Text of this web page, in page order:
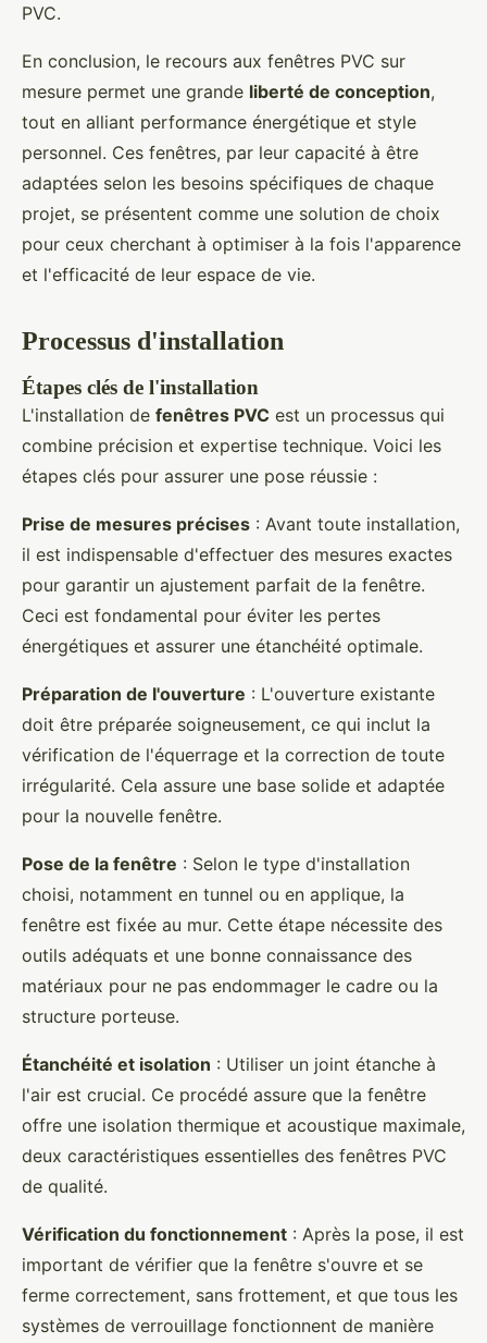
PVC.
En conclusion, le recours aux fenêtres PVC sur
mesure permet une grande liberté de conception,
tout en alliant performance énergétique et style
personnel. Ces fenêtres, par leur capacité à être
adaptées selon les besoins spécifiques de chaque
projet, se présentent comme une solution de choix
pour ceux cherchant à optimiser à la fois l'apparence
et l'efficacité de leur espace de vie.
Processus d'installation
Étapes clés de l'installation
L'installation de fenêtres PVC est un processus qui
combine précision et expertise technique. Voici les
étapes clés pour assurer une pose réussie :
Prise de mesures précises : Avant toute installation,
il est indispensable d'effectuer des mesures exactes
pour garantir un ajustement parfait de la fenêtre.
Ceci est fondamental pour éviter les pertes
énergétiques et assurer une étanchéité optimale.
Préparation de l'ouverture : L'ouverture existante
doit être préparée soigneusement, ce qui inclut la
vérification de l'équerrage et la correction de toute
irrégularité. Cela assure une base solide et adaptée
pour la nouvelle fenêtre.
Pose de la fenêtre : Selon le type d'installation
choisi, notamment en tunnel ou en applique, la
fenêtre est fixée au mur. Cette étape nécessite des
outils adéquats et une bonne connaissance des
matériaux pour ne pas endommager le cadre ou la
structure porteuse.
Étanchéité et isolation : Utiliser un joint étanche à
l'air est crucial. Ce procédé assure que la fenêtre
offre une isolation thermique et acoustique maximale,
deux caractéristiques essentielles des fenêtres PVC
de qualité.
Vérification du fonctionnement : Après la pose, il est
important de vérifier que la fenêtre s'ouvre et se
ferme correctement, sans frottement, et que tous les
systèmes de verrouillage fonctionnent de manière